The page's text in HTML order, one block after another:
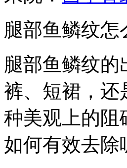
腿部鱼鳞纹
腿部鱼鳞纹
裤、短裙，还
种美观上的阻
如何有效去除